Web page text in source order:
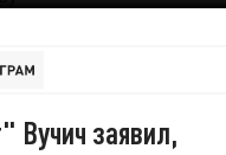
Вучич заявил,